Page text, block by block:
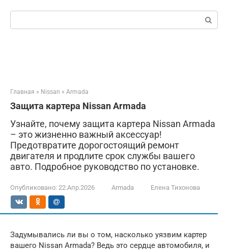
Поиск:
Главная » Nissan » Armada
Защита картера Nissan Armada
Узнайте, почему защита картера Nissan Armada
– это жизненно важный аксессуар!
Предотвратите дорогостоящий ремонт
двигателя и продлите срок службы вашего
авто. Подробное руководство по установке.
Опубликовано: 22.Апр.2026 Armada Елена Тихонова
Задумывались ли вы о том, насколько уязвим картер
вашего Nissan Armada? Ведь это сердце автомобиля, и